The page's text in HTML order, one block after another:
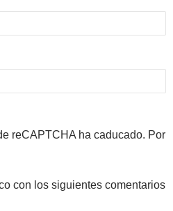
reCAPTCHA ha caducado. Por
con los siguientes comentarios